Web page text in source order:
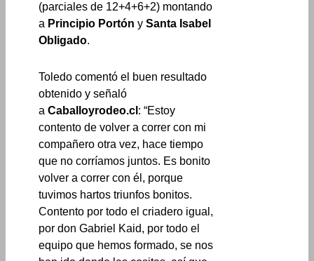
(parciales de 12+4+6+2) montando
a Principio PortónySanta Isabel
Obligado.
Toledo comentó el buen resultado
obtenido y señaló
aCaballoyrodeo.cl : “Estoy
contento de volver a correr con mi
compañero otra vez, hace tiempo
que no corríamos juntos. Es bonito
volver a correr con él, porque
tuvimos hartos triunfos bonitos.
Contento por todo el criadero igual,
por don Gabriel Kaid, por todo el
equipo que hemos formado, se nos